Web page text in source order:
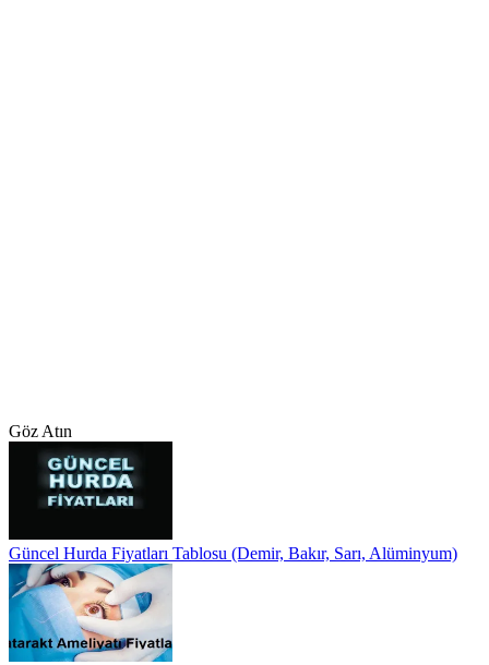
Göz Atın
Güncel Hurda Fiyatları Tablosu (Demir, Bakır, Sarı, Alüminyum)